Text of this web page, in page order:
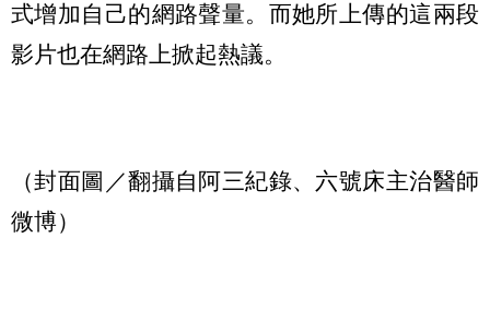
式增加自己的網路聲量。而她所上傳的這兩段
影片也在網路上掀起熱議。
（封面圖／翻攝自阿三紀錄、六號床主治醫師
微博）